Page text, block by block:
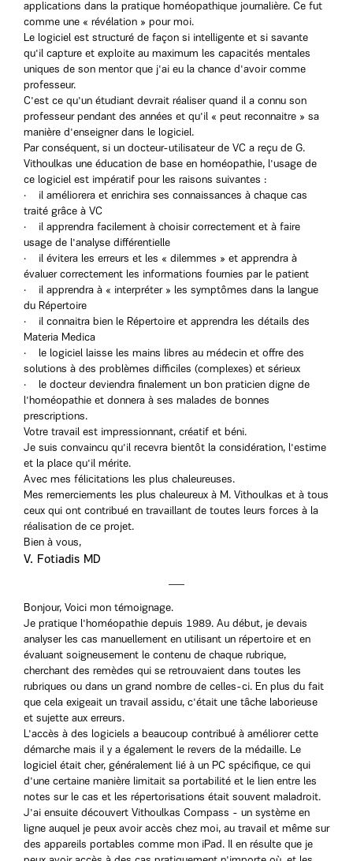
applications dans la pratique homéopathique journalière. Ce fut
comme une « révélation » pour moi.
Le logiciel est structuré de façon si intelligente et si savante
qu'il capture et exploite au maximum les capacités mentales
uniques de son mentor que j'ai eu la chance d'avoir comme
professeur.
C'est ce qu'un étudiant devrait réaliser quand il a connu son
professeur pendant des années et qu'il « peut reconnaitre » sa
manière d'enseigner dans le logiciel.
Par conséquent, si un docteur-utilisateur de VC a reçu de G.
Vithoulkas une éducation de base en homéopathie, l'usage de
ce logiciel est impératif pour les raisons suivantes :
· il améliorera et enrichira ses connaissances à chaque cas
traité grâce à VC
· il apprendra facilement à choisir correctement et à faire
usage de l'analyse différentielle
· il évitera les erreurs et les « dilemmes » et apprendra à
évaluer correctement les informations fournies par le patient
· il apprendra à « interpréter » les symptômes dans la langue
du Répertoire
· il connaitra bien le Répertoire et apprendra les détails des
Materia Medica
· le logiciel laisse les mains libres au médecin et offre des
solutions à des problèmes difficiles (complexes) et sérieux
· le docteur deviendra finalement un bon praticien digne de
l'homéopathie et donnera à ses malades de bonnes
prescriptions.
Votre travail est impressionnant, créatif et béni.
Je suis convaincu qu'il recevra bientôt la considération, l'estime
et la place qu'il mérite.
Avec mes félicitations les plus chaleureuses.
Mes remerciements les plus chaleureux à M. Vithoulkas et à tous
ceux qui ont contribué en travaillant de toutes leurs forces à la
réalisation de ce projet.
Bien à vous,
V. Fotiadis MD
Bonjour, Voici mon témoignage.
Je pratique l'homéopathie depuis 1989. Au début, je devais
analyser les cas manuellement en utilisant un répertoire et en
évaluant soigneusement le contenu de chaque rubrique,
cherchant des remèdes qui se retrouvaient dans toutes les
rubriques ou dans un grand nombre de celles-ci. En plus du fait
que cela exigeait un travail assidu, c'était une tâche laborieuse
et sujette aux erreurs.
L'accès à des logiciels a beaucoup contribué à améliorer cette
démarche mais il y a également le revers de la médaille. Le
logiciel était cher, généralement lié à un PC spécifique, ce qui
d'une certaine manière limitait sa portabilité et le lien entre les
notes sur le cas et les répertorisations était souvent maladroit.
J'ai ensuite découvert Vithoulkas Compass - un système en
ligne auquel je peux avoir accès chez moi, au travail et même sur
des appareils portables comme mon iPad. Il en résulte que je